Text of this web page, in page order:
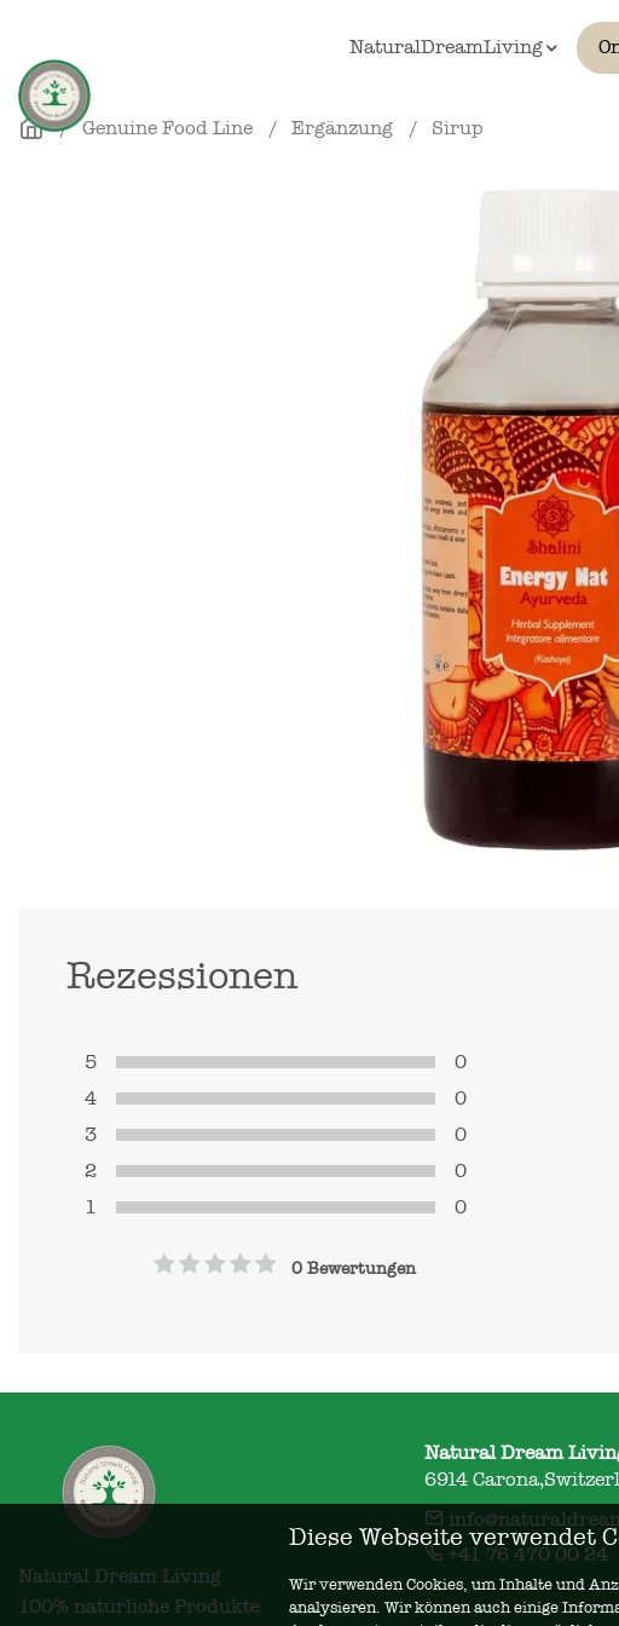
NaturalDreamLiving
Genuine Food Line Ergänzung Sirup
Rezessionen
5
0
4
0
3
0
2
0
1
0
0 Bewertungen
Natural Dream Living
100% natürliche Produkte
Natural Dream
6914
+41 76 470 00 24
Diese Webseite verwendet
Wir verwenden Cookies, um Inhalte und
analysieren. Wir können auch einige